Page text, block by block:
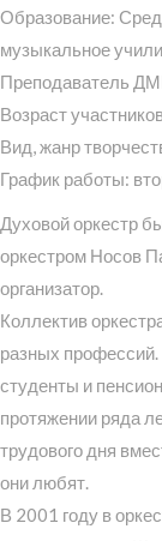
Образование:
музыкальное
Преподаватель
Возраст
Вид, жанр
График работы:
Духовой оркестр
оркестром Носов
организатор.
Коллектив
разных
студенты и
протяжении ряда
трудового дня
они любят.
В 2001 году в